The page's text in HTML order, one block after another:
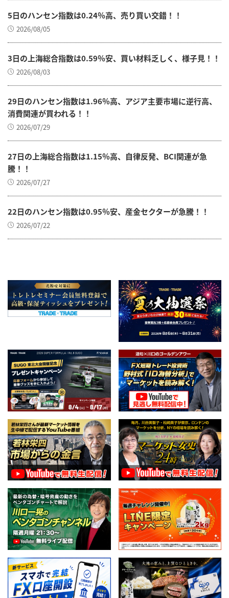
5日のハンセン指数は0.24％高、売り買い交錯！！
2026/08/05
3日の上海総合指数は0.59％安、買い材料乏しく、様子見！！
2026/08/03
29日のハンセン指数は1.96％高、アジア主要市場に逆行高、
消費関連が買われる！！
2026/07/29
27日の上海総合指数は1.15％高、自律反発、BCI関連が急
騰！！
2026/07/27
22日のハンセン指数は0.95％安、産金セクターが急騰！！
2026/07/22